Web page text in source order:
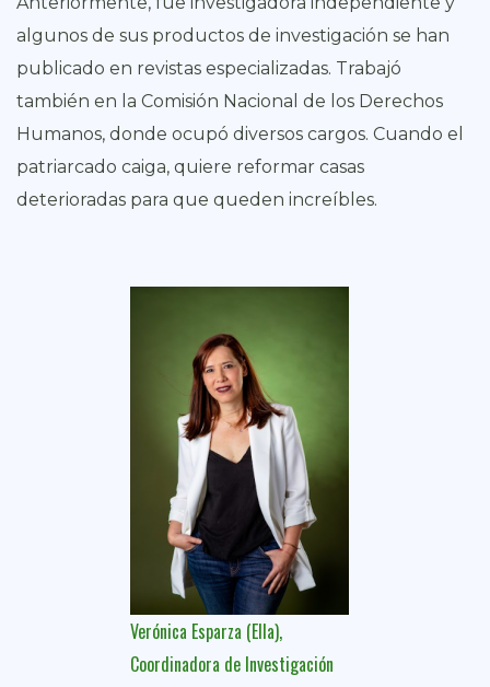
algunos de sus productos de investigación se han
publicado en revistas especializadas. Trabajó
también en la Comisión Nacional de los Derechos
Humanos, donde ocupó diversos cargos. Cuando el
patriarcado caiga, quiere reformar casas
deterioradas para que queden increíbles.
Verónica Esparza (Ella),
Coordinadora de Investigación